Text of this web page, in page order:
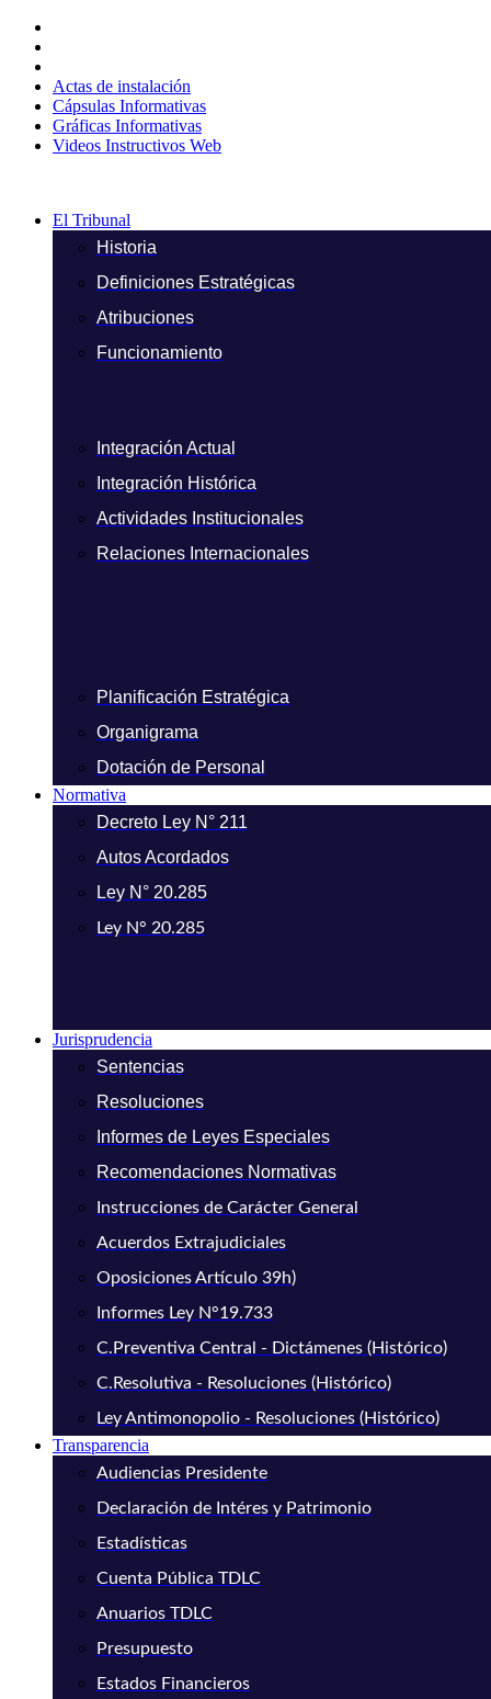
contenido
Actas de instalación
Cápsulas Informativas
Gráficas Informativas
Videos Instructivos Web
El Tribunal
Historia
Definiciones Estratégicas
Atribuciones
Funcionamiento
Integración Actual
Integración Histórica
Actividades Institucionales
Relaciones Internacionales
Planificación Estratégica
Organigrama
Dotación de Personal
Normativa
Decreto Ley N° 211
Autos Acordados
Ley N° 20.285
Ley N° 20.285
Jurisprudencia
Sentencias
Resoluciones
Informes de Leyes Especiales
Recomendaciones Normativas
Instrucciones de Carácter General
Acuerdos Extrajudiciales
Oposiciones Artículo 39h)
Informes Ley N°19.733
C.Preventiva Central - Dictámenes (Histórico)
C.Resolutiva - Resoluciones (Histórico)
Ley Antimonopolio - Resoluciones (Histórico)
Transparencia
Audiencias Presidente
Declaración de Intéres y Patrimonio
Estadísticas
Cuenta Pública TDLC
Anuarios TDLC
Presupuesto
Estados Financieros